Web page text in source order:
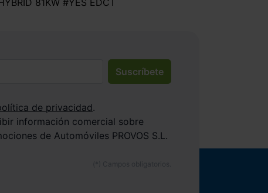
Suscríbete
de privacidad.
información comercial sobre
de Automóviles PROVOS S.L.